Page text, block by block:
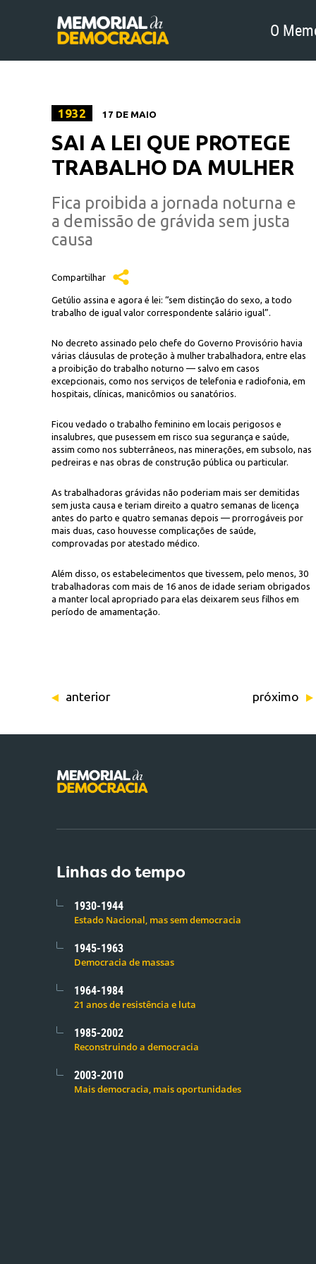
O
1932 17 DE MAIO
SAI A LEI QUE PROTEGE
TRABALHO DA MULHER
Fica proibida a jornada noturna e
a demissão de grávida sem justa
causa
Compartilhar
Getúlio assina e agora é lei: “sem distinção do sexo, a todo
trabalho de igual valor correspondente salário igual”.
No decreto assinado pelo chefe do Governo Provisório havia
várias cláusulas de proteção à mulher trabalhadora, entre elas
a proibição do trabalho noturno — salvo em casos
excepcionais, como nos serviços de telefonia e radiofonia, em
hospitais, clínicas, manicômios ou sanatórios.
Ficou vedado o trabalho feminino em locais perigosos e
insalubres, que pusessem em risco sua segurança e saúde,
assim como nos subterrâneos, nas minerações, em subsolo, nas
pedreiras e nas obras de construção pública ou particular.
As trabalhadoras grávidas não poderiam mais ser demitidas
sem justa causa e teriam direito a quatro semanas de licença
antes do parto e quatro semanas depois — prorrogáveis por
mais duas, caso houvesse complicações de saúde,
comprovadas por atestado médico.
Além disso, os estabelecimentos que tivessem, pelo menos, 30
trabalhadoras com mais de 16 anos de idade seriam obrigados
a manter local apropriado para elas deixarem seus filhos em
período de amamentação.
anterior próximo
das Indústrias Reunidas F. Matarazzo
Linhas do tempo
1930-1944
Estado Nacional, mas sem democracia
1945-1963
Democracia de massas
1964-1984
21 anos de resistência e luta
1985-2002
Reconstruindo a democracia
2003-2010
Mais democracia, mais oportunidades